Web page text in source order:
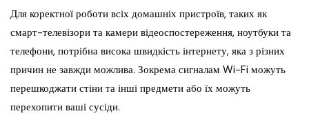
Для коректної роботи всіх домашніх пристроїв, таких як
смарт-телевізори та камери відеоспостереження, ноутбуки та
телефони, потрібна висока швидкість інтернету, яка з різних
причин не завжди можлива. Зокрема сигналам Wi-Fi можуть
перешкоджати стіни та інші предмети або їх можуть
перехопити ваші сусіди.